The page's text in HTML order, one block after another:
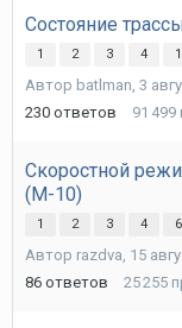
Состояние
1 2 3 4
Автор batlman, 3
230 ответов 91 499
Скоростной
(М-10)
1 2 3 4 6
Автор razdva, 15
86 ответов 25 255